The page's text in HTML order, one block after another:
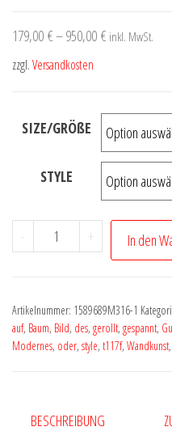
179,00 €–950,00 € inkl. MwSt.
zzgl.Versandkosten
SIZE/GRÖßE
STYLE
-
Landschaft
Bild
Baum
Blumen
Medici
+ In den
Artikelnummer: 1589689M316-1
auf, Baum, Bild, des, gerollt, gespannt,
Modernes, oder, style, t117f, Wandkunst,
BESCHREIBUNG